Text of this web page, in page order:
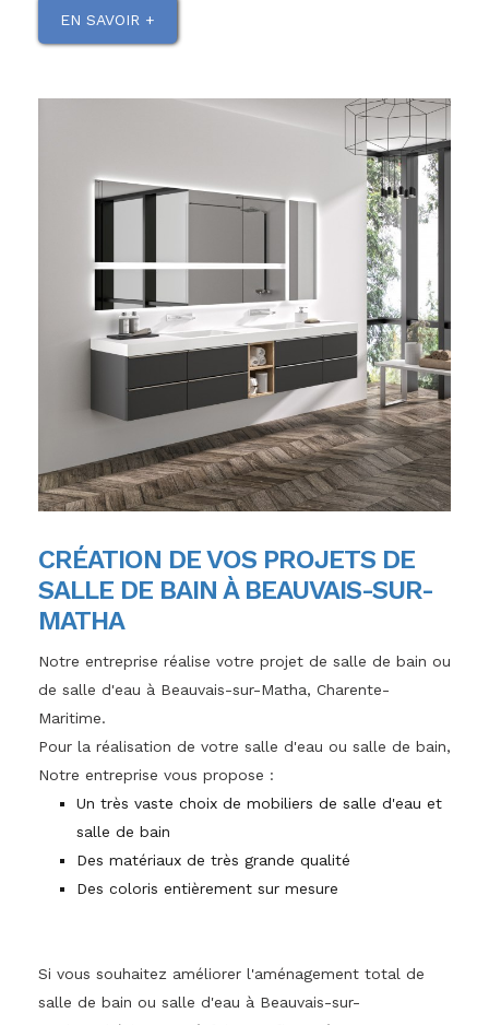
EN SAVOIR +
CRÉATION DE VOS PROJETS DE
SALLE DE BAIN À BEAUVAIS-SUR-
MATHA
Notre entreprise réalise votre projet de salle de bain ou
de salle d'eau à Beauvais-sur-Matha, Charente-
Maritime.
Pour la réalisation de votre salle d'eau ou salle de bain,
Notre entreprise vous propose :
Un très vaste choix de mobiliers de salle d'eau et
salle de bain
Des matériaux de très grande qualité
Des coloris entièrement sur mesure
Si vous souhaitez améliorer l'aménagement total de
salle de bain ou salle d'eau à Beauvais-sur-